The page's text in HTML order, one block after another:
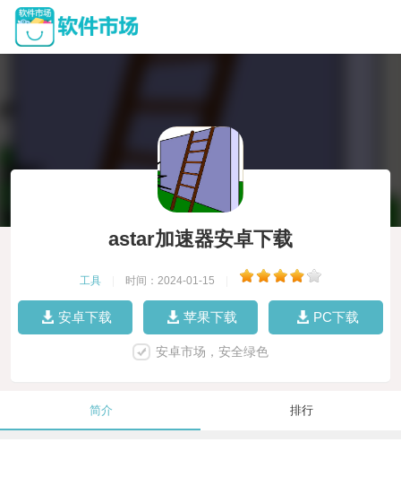
astar加速器安卓下载
工具 时间：2024-01-15
安卓下载 苹果下载 PC下载
安卓市场，安全绿色
简介 排行